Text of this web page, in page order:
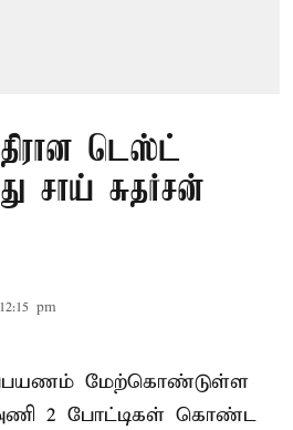
டெஸ்ட்
சாய் சுதர்சன்
pm
மேற்கொண்டுள்ள
2 போட்டிகள் கொண்ட